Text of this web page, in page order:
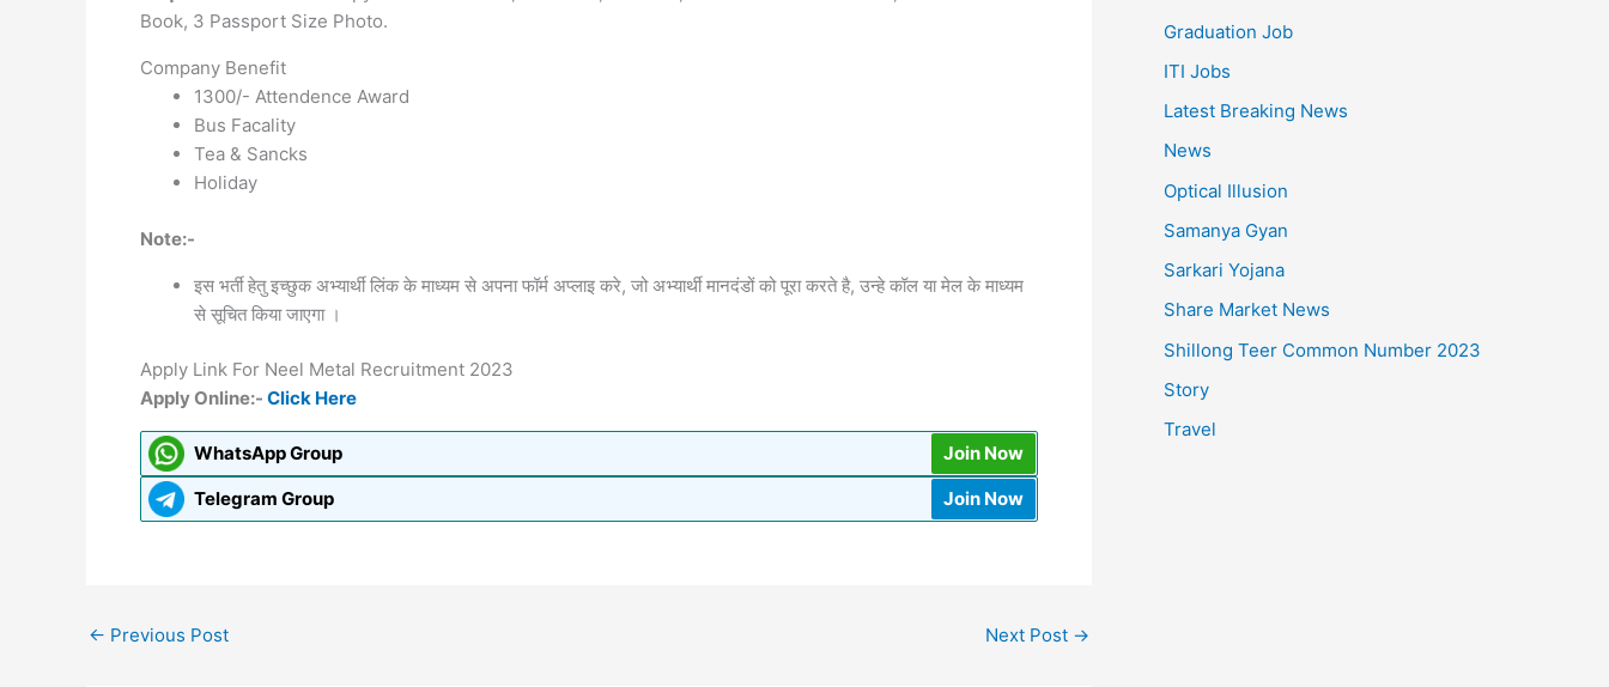
Book, 3 Passport Size Photo.
Company Benefit
1300/- Attendence Award
Bus Facality
Tea & Sancks
Holiday
Note:-
इस भर्ती हेतु इच्छुक अभ्यार्थी लिंक के माध्यम से अपना फॉर्म अप्लाइ करे, जो अभ्यार्थी मानदंडों को पूरा करते है, उन्हे कॉल या मेल के माध्यम
से सूचित किया जाएगा ।
Apply Link For Neel Metal Recruitment 2023
Apply Online:- Click Here
WhatsApp Group
Join Now
Telegram Group
Join Now
← Previous Post Next Post →
Graduation Job
ITI Jobs
Latest Breaking News
News
Optical Illusion
Samanya Gyan
Sarkari Yojana
Share Market News
Shillong Teer Common Number 2023
Story
Travel